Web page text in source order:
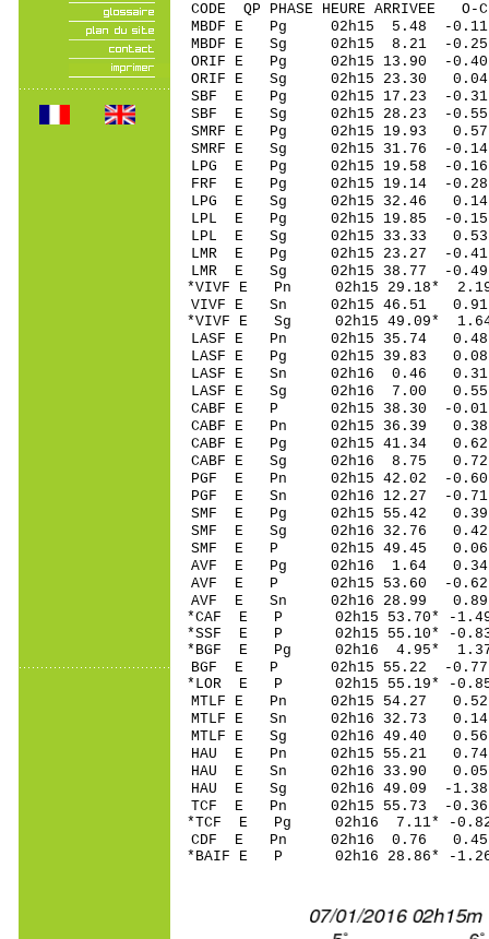
CODE QP PHASE HEURE
MBDF E Pg 02h15 5.48 -
MBDF E Sg 02h15 8.21
ORIF E Pg 02h15 13.90 -
ORIF E Sg 02h15 23.30
SBF E Pg 02h15 17.23 -
SBF E Sg 02h15 28.23 -
SMRF E Pg 02h15 19.93 0.57
SMRF E Sg 02h15 31.76 -
LPG E Pg 02h15 19.58 -
FRF E Pg 02h15 19.14 -0.28
LPG E Sg 02h15 32.46
LPL E Pg 02h15 19.85 -
LPL E Sg 02h15 33.33
LMR E Pg 02h15 23.27 -0.41
LMR E Sg 02h15 38.77 -
*VIVF E Pn 02h15 29.18* 2.19
VIVF E Sn 02h15 46.51 0.91
*VIVF E Sg 02h15 49.09*
LASF E Pn 02h15 35.74 0.48
LASF E Pg 02h15 39.83 0.08
LASF E Sn 02h16 0.46
LASF E Sg 02h16 7.00 0.55
CABF E P 02h15 38.30 -0.01
CABF E Pn 02h15 36.39 0.38
CABF E Pg 02h15 41.34 0.62
CABF E Sg 02h16 8.75
PGF E Pn 02h15 42.02 -0.60
PGF E Sn 02h16 12.27 -
SMF E Pg 02h15 55.42 0.39
SMF E Sg 02h16 32.76
SMF E P 02h15 49.45 0.06
AVF E Pg 02h16 1.64 0.34
AVF E P 02h15 53.60 -0.62
AVF E Sn 02h16 28.99
*CAF E P 02h15 53.70* -1.49
*SSF E P 02h15 55.10* -0.83
*BGF E Pg 02h16 4.95* 1.37
BGF E P 02h15 55.22 -0.77
*LOR E P 02h15 55.19* -0.85
MTLF E Pn 02h15 54.27 0.52
MTLF E Sn 02h16 32.73 0.14
MTLF E Sg 02h16 49.40 0.56
HAU E Pn 02h15 55.21 0.74
HAU E Sn 02h16 33.90 0.05
HAU E Sg 02h16 49.09 -1.38
TCF E Pn 02h15 55.73 -0.36
*TCF E Pg 02h16 7.11* -0.82
CDF E Pn 02h16 0.76
*BAIF E P 02h16 28.86* -1.26